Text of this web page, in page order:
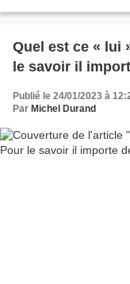
Quel est ce « lui
le savoir il
Publié le 24/01/2023 à
Par Michel Durand